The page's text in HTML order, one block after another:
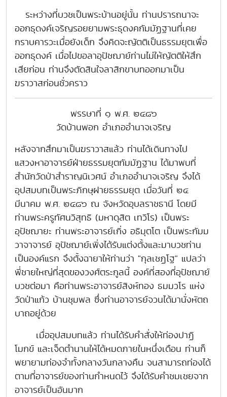
ระหว่างที่บวชเป็นพระบ้านอยู่นั้น ท่านปรารถนาจะ
ออกธุดงค์เจริญรอยยามพระธุดงคกัมมัฏฐานที่เคย
กราบคารวะเมื่อยังเด็ก จึงคิดจะญัตติเป็นธรรมยุตเพื่อ
ออกธุดงค์ เมื่อไปขอลาอุปัชฌาย์ท่านไม่ให้ญัตติให้สึก
เสียก่อน ท่านจึงตัดสินใจลาสิกขาบทออกมาเป็น
ฆราวาสก่อนชั่วคราว
พรรษาที่ ๑ พ.ศ. ๒๔๘๖
วัดบ้านพอก อำเภออำนาจเจริญ
หลังจากสึกมาเป็นฆราวาสแล้ว ท่านได้เดินทางไป
แสวงหาอาจารย์ฝ่ายธรรมยุตกัมมัฏฐาน ได้มาพบที่
สำนักวัดป่าสำราญนิเวศน์ อำเภออำนาจเจริญ จึงได้
อุปสมบทเป็นพระภิกษุฝายธรรมยุต เมื่อวันที่ ๒๔
มีนาคม พ.ศ. ๒๔๘๖ ณ จังหวัดอุบลราชธานี โดยมี
ท่านพระครูทัศนวิสุทธิ (มหาดุสิต เทวิโร) เป็นพระ
อุปัชฌายะ ท่านพระอาจารย์เกิ่ง อธิมุตโต เป็นพระกัมม
วาจาจารย์ อุปัชฌาย์เพิ่งได้รับแต่งตั้งและมาบวชท่าน
เป็นองค์แรก จึงตั้งฉายาให้ท่านว่า "กุลเชฏโฐ" แปลว่า
พี่ชายใหญ่ที่สุดของวงศ์ตระกูลนี้ องค์ที่สองที่อุปัชฌาย์
บวชต่อมา คือท่านพระอาจารย์สิงห์ทอง ธมมวโร แห่ง
วัดป่าแก้ว บ้านชุมพล ซึ่งท่านอาจารย์จวนได้มานั่งหัตถ
บาถอยู่ด้วย
เมื่ออุปสมบทแล้ว ท่านได้รับคำสั่งให้ท่องปาฏิ
โมกข์ และเจ็ดตำนานให้ได้หมดภายในหนึ่งเดือน ท่านก็
พยายามท่องจำทั้งกลางวันกลางคืน จนสามารถท่องได้
ตามที่อาจารย์ของท่านกำหนดไว้ จึงได้รับคำชมเชยจาก
อาจารย์เป็นอันมาก